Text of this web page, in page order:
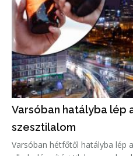
Varsóban hatályba lép
szesztilalom
Varsóban hétfőtől hatályba lép